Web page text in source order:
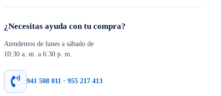
¿Necesitas ayuda con tu compra?
Atendemos de lunes a sábado de
10:30 a. m. a 6:30 p. m.
941 508 011 · 955 217 413